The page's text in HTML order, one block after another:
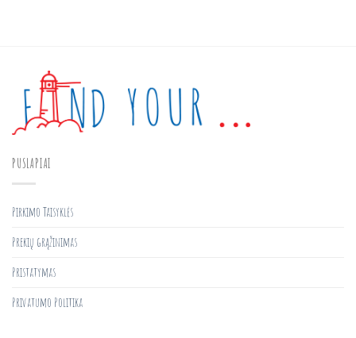
PUSLAPIAI
Pirkimo Taisyklės
Prekių grąžinimas
Pristatymas
Privatumo Politika